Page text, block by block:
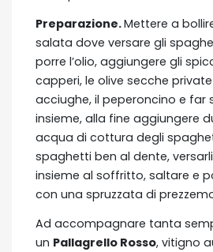
Preparazione.Mettere a
salata dove versare gli
porre l’olio, aggiungere gli
capperi, le olive secche private
acciughe, il peperoncino e
insieme, alla fine aggiungere
acqua di cottura degli
spaghetti ben al dente,
insieme al soffritto, saltare e
con una spruzzata di
Ad accompagnare tanta
un Pallagrello Rosso, vitigno